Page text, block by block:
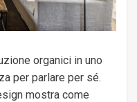
organici in uno
per parlare per sé.
mostra come